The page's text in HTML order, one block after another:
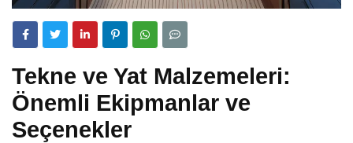
Tekne ve Yat Malzemeleri:
Önemli Ekipmanlar ve
Seçenekler